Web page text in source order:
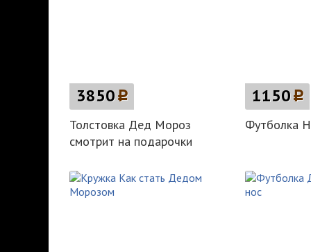
3850p
Толстовка Дед Мороз
смотрит на подарочки
1150p
Футболка